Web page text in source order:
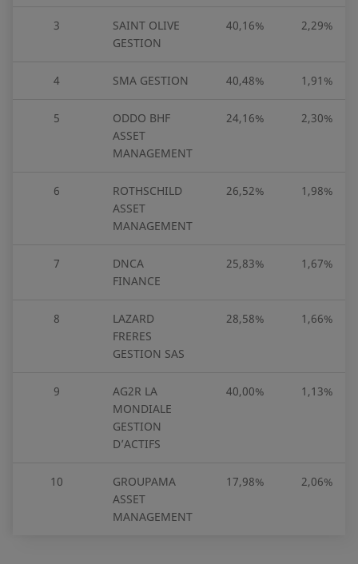
3
SAINT OLIVE
GESTION
40,16% 2,29%
4 SMA GESTION 40,48% 1,91%
5
ODDO BHF
ASSET
MANAGEMENT
24,16% 2,30%
6
ROTHSCHILD
ASSET
MANAGEMENT
26,52% 1,98%
7
DNCA
FINANCE
25,83% 1,67%
8
LAZARD
FRERES
GESTION SAS
28,58% 1,66%
9
AG2R LA
MONDIALE
GESTION
D’ACTIFS
40,00% 1,13%
10
GROUPAMA
ASSET
MANAGEMENT
17,98% 2,06%